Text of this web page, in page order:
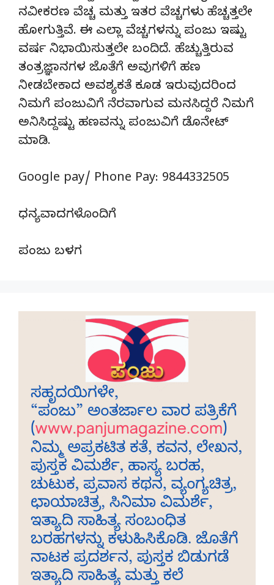
ನವೀಕರಣ ವೆಚ್ಚ ಮತ್ತು ಇತರ ವೆಚ್ಚಗಳು ಹೆಚ್ಚತ್ತಲೇ
ಹೋಗುತ್ತಿವೆ. ಈ ಎಲ್ಲಾ ವೆಚ್ಚಗಳನ್ನು ಪಂಜು ಇಷ್ಟು
ವರ್ಷ ನಿಭಾಯಿಸುತ್ತಲೇ ಬಂದಿದೆ. ಹೆಚ್ಚುತ್ತಿರುವ
ತಂತ್ರಜ್ಞಾನಗಳ ಜೊತೆಗೆ ಅವುಗಳಿಗೆ ಹಣ
ನೀಡಬೇಕಾದ ಅವಶ್ಯಕತೆ ಕೂಡ ಇರುವುದರಿಂದ
ನಿಮಗೆ ಪಂಜುವಿಗೆ ನೆರವಾಗುವ ಮನಸಿದ್ದರೆ ನಿಮಗೆ
ಅನಿಸಿದ್ದಷ್ಟು ಹಣವನ್ನು ಪಂಜುವಿಗೆ ಡೊನೇಟ್‌
ಮಾಡಿ.
Google pay/ Phone Pay: 9844332505
ಧನ್ಯವಾದಗಳೊಂದಿಗೆ
ಪಂಜು ಬಳಗ